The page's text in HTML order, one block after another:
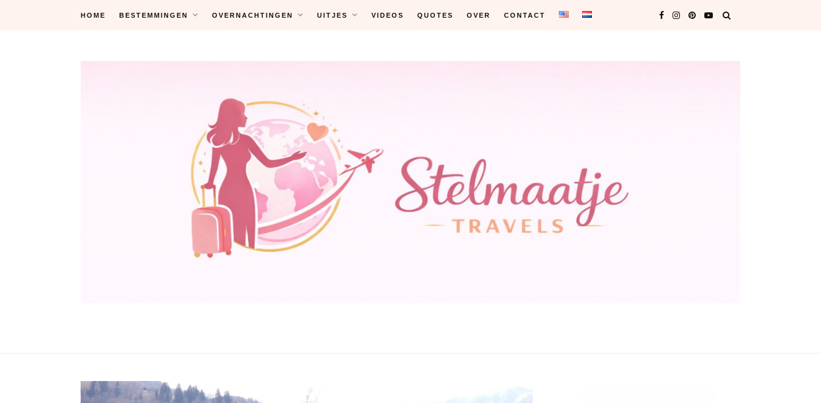
HOME BESTEMMINGEN OVERNACHTINGEN UITJES VIDEOS QUOTES OVER CONTACT